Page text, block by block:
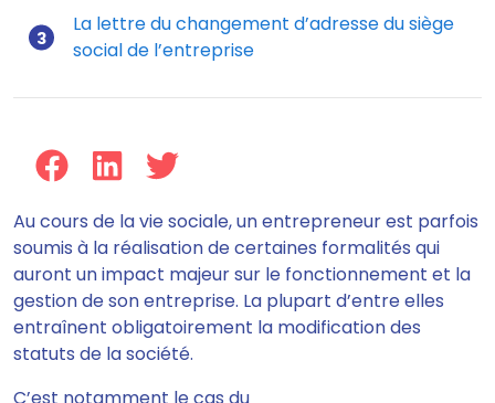
La lettre du changement d’adresse du siège
social de l’entreprise
Au cours de la vie sociale, un entrepreneur est parfois
soumis à la réalisation de certaines formalités qui
auront un impact majeur sur le fonctionnement et la
gestion de son entreprise. La plupart d’entre elles
entraînent obligatoirement la modification des
statuts de la société.